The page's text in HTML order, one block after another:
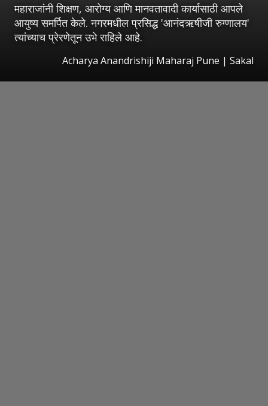
महाराजांनी शिक्षण, आरोग्य आणि मानवतावादी कार्यासाठी आपले
आयुष्य समर्पित केले. नगरमधील प्रसिद्ध 'आनंदऋषीजी रुग्णालय'
त्यांच्याच प्रेरणेतून उभे राहिले आहे.
Acharya Anandrishiji Maharaj Pune | Sakal